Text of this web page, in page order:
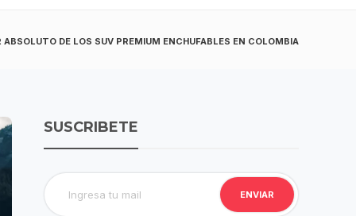
DE LOS SUV PREMIUM ENCHUFABLES EN COLOMBIA
SUSCRIBETE